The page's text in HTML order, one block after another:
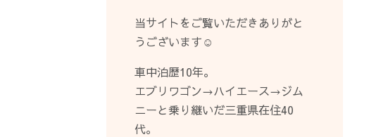
当サイトをご覧いただきありがと
うございます☺︎
車中泊歴10年。
エブリワゴン→ハイエース→ジム
ニーと乗り継いだ三重県在住40
代。